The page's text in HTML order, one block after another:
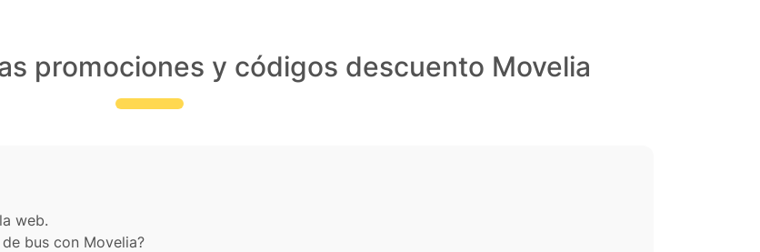
promociones y códigos descuento Movelia
web.
bus con Movelia?